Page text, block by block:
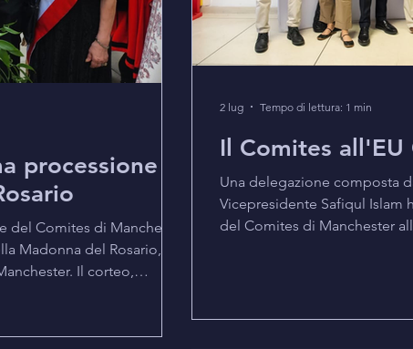
processione
Comites di Manchester
Madonna del Rosario,
Il corteo,
Alla manifestazione
Il Comites all'EU
Una delegazione composta
Vicepresidente Safiqul Islam
del Comites di Manchester
2 lug Tempo di lettura: 1 min